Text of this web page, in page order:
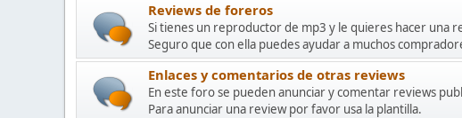
Reviews de foreros
Si tienes un reproductor de mp3 y le quieres hacer una
Seguro que con ella puedes ayudar a muchos
Enlaces y comentarios de otras reviews
En este foro se pueden anunciar y comentar reviews
Para anunciar una review por favor usa la plantilla.